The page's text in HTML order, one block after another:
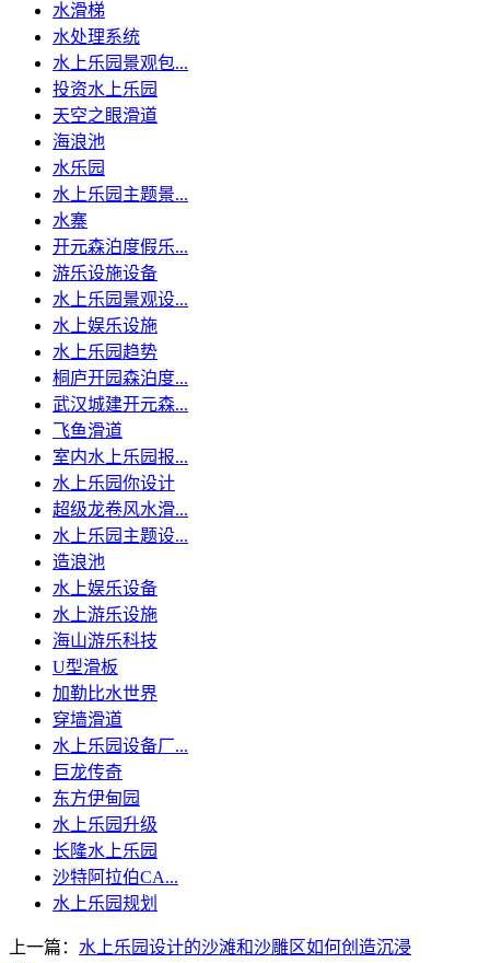
水滑梯
水处理系统
水上乐园景观包...
投资水上乐园
天空之眼滑道
海浪池
水乐园
水上乐园主题景...
水寨
开元森泊度假乐...
游乐设施设备
水上乐园景观设...
水上娱乐设施
水上乐园趋势
桐庐开园森泊度...
武汉城建开元森...
飞鱼滑道
室内水上乐园报...
水上乐园你设计
超级龙卷风水滑...
水上乐园主题设...
造浪池
水上娱乐设备
水上游乐设施
海山游乐科技
U型滑板
加勒比水世界
穿墙滑道
水上乐园设备厂...
巨龙传奇
东方伊甸园
水上乐园升级
长隆水上乐园
沙特阿拉伯CA...
水上乐园规划
上一篇： 水上乐园设计的沙滩和沙雕区如何创造沉浸